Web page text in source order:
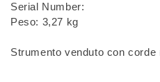
Serial Number:
Peso: 3,27 kg
Strumento venduto con